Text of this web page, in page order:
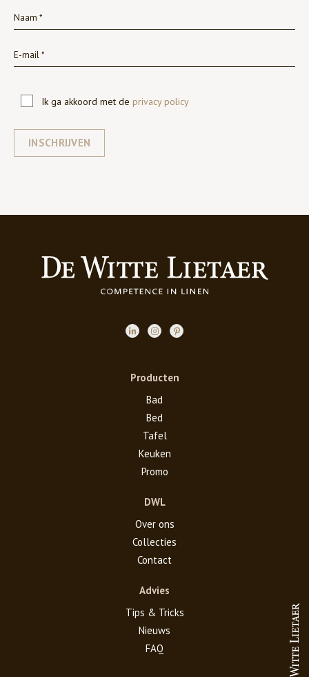
Ik ga akkoord met de privacy policy
INSCHRIJVEN
Producten
Bad
Bed
Tafel
Keuken
Promo
DWL
Over ons
Collecties
Contact
Advies
Tips & Tricks
Nieuws
FAQ